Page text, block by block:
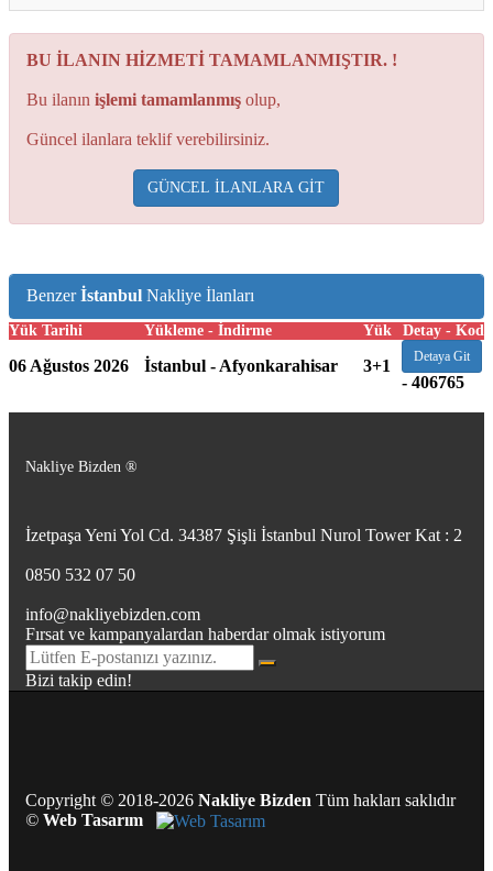
BU İLANIN HİZMETİ TAMAMLANMIŞTIR. !
Bu ilanın işlemi tamamlanmış olup,
Güncel ilanlara teklif verebilirsiniz.
GÜNCEL İLANLARA GİT
Benzerİstanbul Nakliye İlanları
Yük Tarihi Yükleme - İndirme Yük Detay - Kod
06 Ağustos 2026 İstanbul - Afyonkarahisar 3+1 Detaya Git
- 406765
Nakliye Bizden ®
İzetpaşa Yeni Yol Cd. 34387 Şişli İstanbul Nurol Tower Kat : 2
0850 532 07 50
info@nakliyebizden.com
Fırsat ve kampanyalardan haberdar olmak istiyorum
Bizi takip edin!
Copyright © 2018-2026 Nakliye Bizden Tüm hakları saklıdır
© Web Tasarım